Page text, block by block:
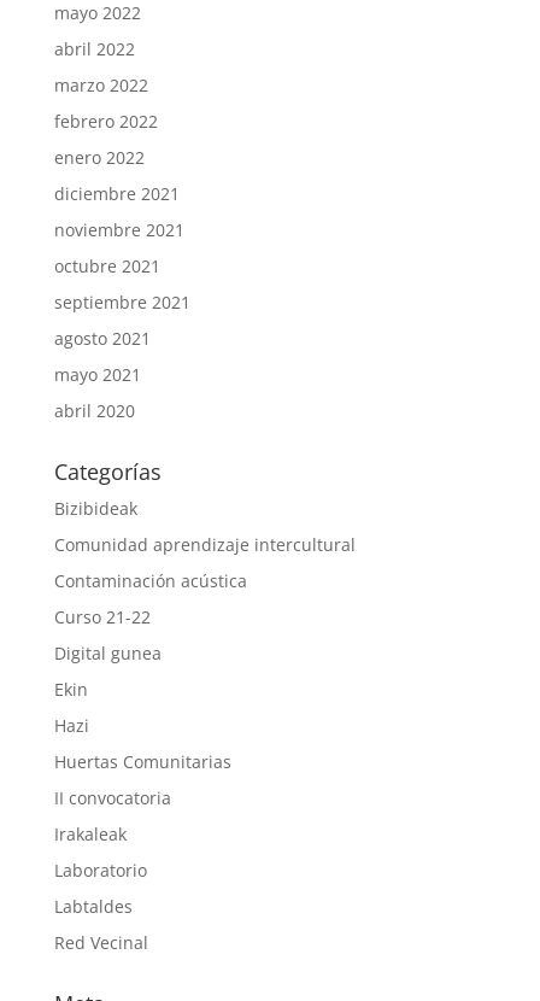
mayo 2022
abril 2022
marzo 2022
febrero 2022
enero 2022
diciembre 2021
noviembre 2021
octubre 2021
septiembre 2021
agosto 2021
mayo 2021
abril 2020
Categorías
Bizibideak
Comunidad aprendizaje intercultural
Contaminación acústica
Curso 21-22
Digital gunea
Ekin
Hazi
Huertas Comunitarias
II convocatoria
Irakaleak
Laboratorio
Labtaldes
Red Vecinal